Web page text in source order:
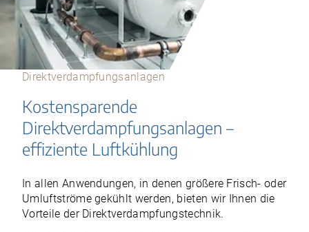
Direktverdampfungsanlagen
Kostensparende
Direktverdampfungsanlagen –
effiziente Luftkühlung
In allen Anwendungen, in denen größere Frisch- oder
Umluftströme gekühlt werden, bieten wir Ihnen die
Vorteile der Direktverdampfungstechnik.